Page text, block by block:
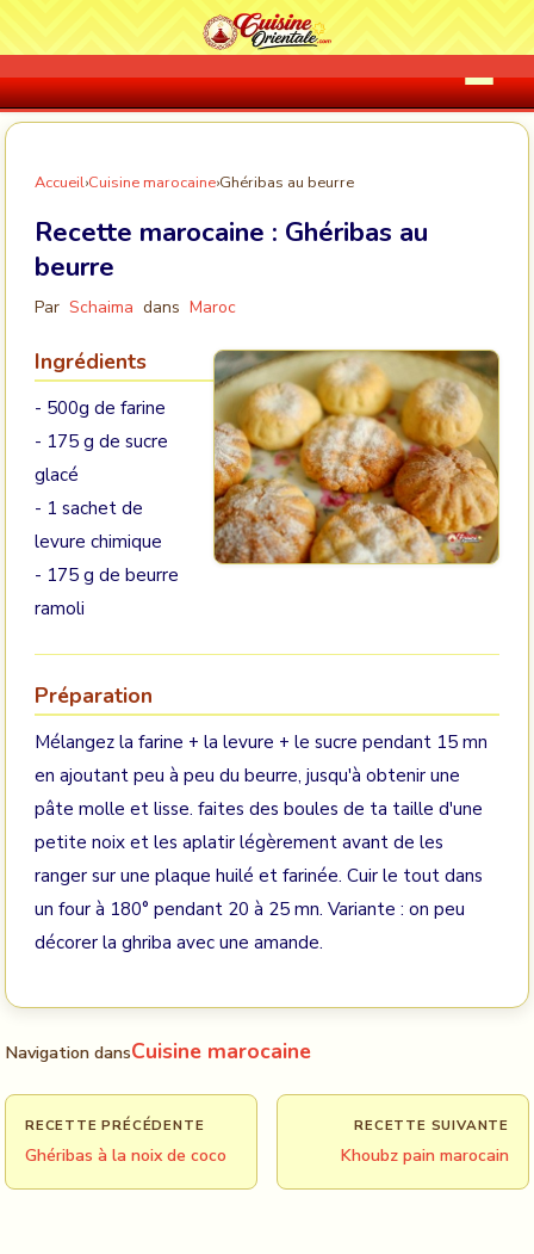
Accueil›Cuisine marocaine›Ghéribas au beurre
Recette marocaine : Ghéribas au
beurre
Par Schaima dans Maroc
Ingrédients
- 500g de farine
- 175 g de sucre
glacé
- 1 sachet de
levure chimique
- 175 g de beurre
ramoli
Préparation
Mélangez la farine + la levure + le sucre pendant 15 mn
en ajoutant peu à peu du beurre, jusqu'à obtenir une
pâte molle et lisse. faites des boules de ta taille d'une
petite noix et les aplatir légèrement avant de les
ranger sur une plaque huilé et farinée. Cuir le tout dans
un four à 180° pendant 20 à 25 mn. Variante : on peu
décorer la ghriba avec une amande.
Navigation dansCuisine marocaine
RECETTE PRÉCÉDENTE
Ghéribas à la noix de coco
RECETTE SUIVANTE
Khoubz pain marocain